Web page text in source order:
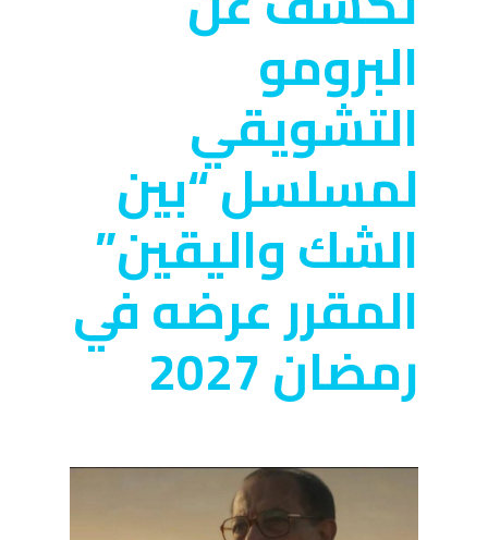
البرومو
التشويقي
لمسلسل “بين
الشك واليقين”
المقرر عرضه في
رمضان 2027